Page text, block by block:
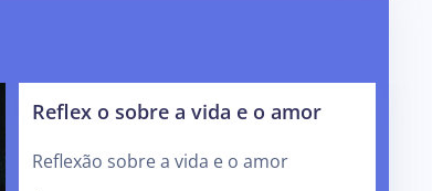
Reflex o sobre a vida e o amor
Reflexão sobre a vida e o amor